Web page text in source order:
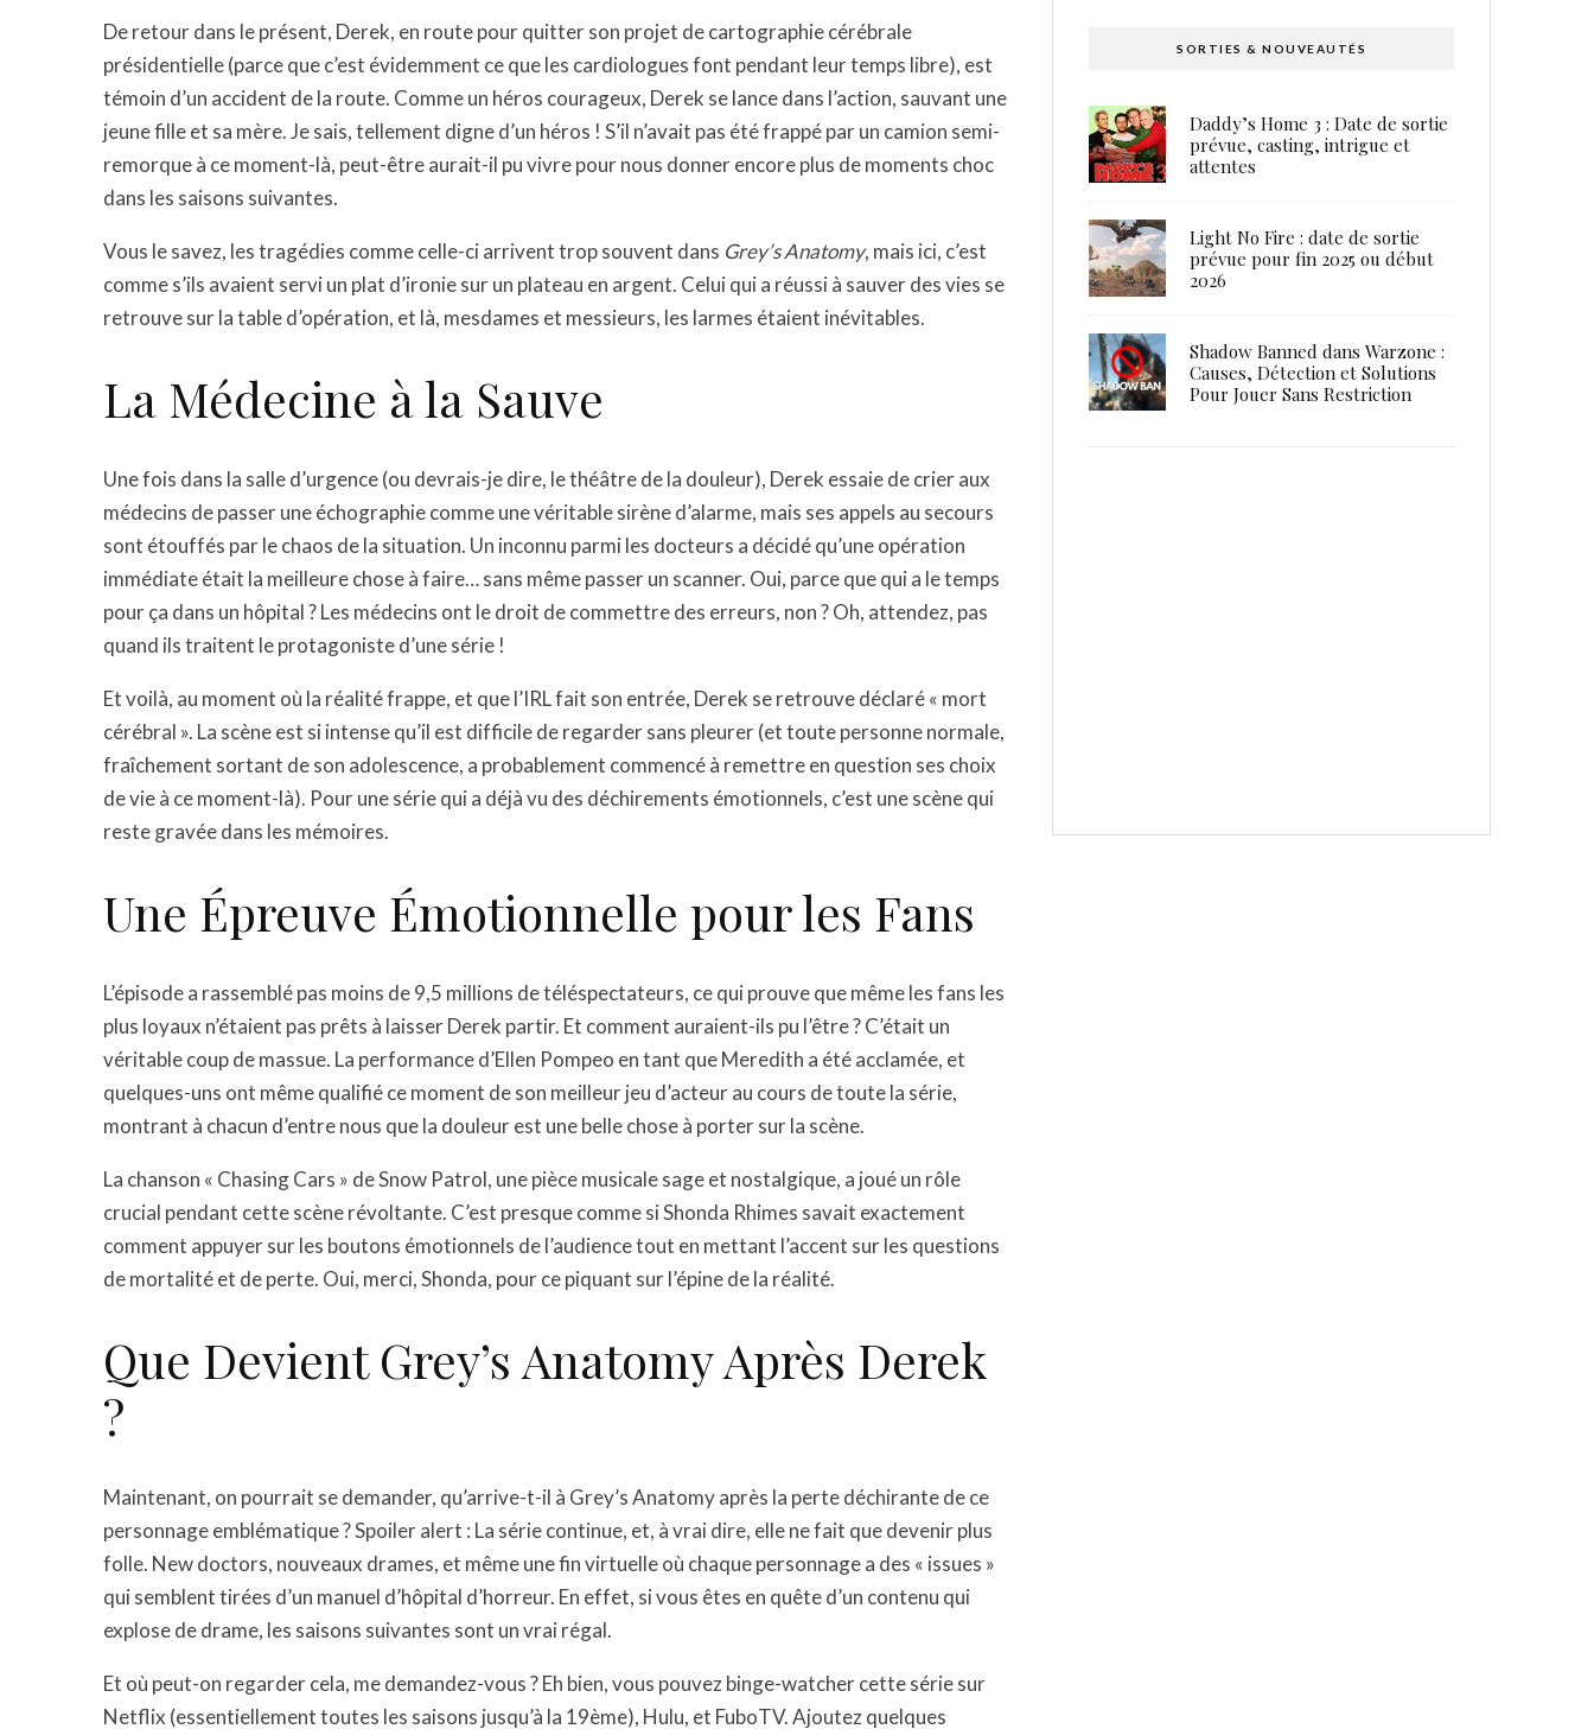
De retour dans le présent, Derek, en route pour quitter son projet de cartographie cérébrale
présidentielle (parce que c’est évidemment ce que les cardiologues font pendant leur temps libre), est
témoin d’un accident de la route. Comme un héros courageux, Derek se lance dans l’action, sauvant une
jeune fille et sa mère. Je sais, tellement digne d’un héros ! S’il n’avait pas été frappé par un camion semi-
remorque à ce moment-là, peut-être aurait-il pu vivre pour nous donner encore plus de moments choc
dans les saisons suivantes.
Vous le savez, les tragédies comme celle-ci arrivent trop souvent dans Grey’s Anatomy, mais ici, c’est
comme s’ils avaient servi un plat d’ironie sur un plateau en argent. Celui qui a réussi à sauver des vies se
retrouve sur la table d’opération, et là, mesdames et messieurs, les larmes étaient inévitables.
La Médecine à la Sauve
Une fois dans la salle d’urgence (ou devrais-je dire, le théâtre de la douleur), Derek essaie de crier aux
médecins de passer une échographie comme une véritable sirène d’alarme, mais ses appels au secours
sont étouffés par le chaos de la situation. Un inconnu parmi les docteurs a décidé qu’une opération
immédiate était la meilleure chose à faire… sans même passer un scanner. Oui, parce que qui a le temps
pour ça dans un hôpital ? Les médecins ont le droit de commettre des erreurs, non ? Oh, attendez, pas
quand ils traitent le protagoniste d’une série !
Et voilà, au moment où la réalité frappe, et que l’IRL fait son entrée, Derek se retrouve déclaré « mort
cérébral ». La scène est si intense qu’il est difficile de regarder sans pleurer (et toute personne normale,
fraîchement sortant de son adolescence, a probablement commencé à remettre en question ses choix
de vie à ce moment-là). Pour une série qui a déjà vu des déchirements émotionnels, c’est une scène qui
reste gravée dans les mémoires.
Une Épreuve Émotionnelle pour les Fans
L’épisode a rassemblé pas moins de 9,5 millions de téléspectateurs, ce qui prouve que même les fans les
plus loyaux n’étaient pas prêts à laisser Derek partir. Et comment auraient-ils pu l’être ? C’était un
véritable coup de massue. La performance d’Ellen Pompeo en tant que Meredith a été acclamée, et
quelques-uns ont même qualifié ce moment de son meilleur jeu d’acteur au cours de toute la série,
montrant à chacun d’entre nous que la douleur est une belle chose à porter sur la scène.
La chanson « Chasing Cars » de Snow Patrol, une pièce musicale sage et nostalgique, a joué un rôle
crucial pendant cette scène révoltante. C’est presque comme si Shonda Rhimes savait exactement
comment appuyer sur les boutons émotionnels de l’audience tout en mettant l’accent sur les questions
de mortalité et de perte. Oui, merci, Shonda, pour ce piquant sur l’épine de la réalité.
Que Devient Grey’s Anatomy Après Derek
?
Maintenant, on pourrait se demander, qu’arrive-t-il à Grey’s Anatomy après la perte déchirante de ce
personnage emblématique ? Spoiler alert : La série continue, et, à vrai dire, elle ne fait que devenir plus
folle. New doctors, nouveaux drames, et même une fin virtuelle où chaque personnage a des « issues »
qui semblent tirées d’un manuel d’hôpital d’horreur. En effet, si vous êtes en quête d’un contenu qui
explose de drame, les saisons suivantes sont un vrai régal.
Et où peut-on regarder cela, me demandez-vous ? Eh bien, vous pouvez binge-watcher cette série sur
Netflix (essentiellement toutes les saisons jusqu’à la 19ème), Hulu, et FuboTV. Ajoutez quelques
SORTIES & NOUVEAUTÉS
Daddy’s Home 3 : Date de sortie
prévue, casting, intrigue et
attentes
Light No Fire : date de sortie
prévue pour fin 2025 ou début
2026
Shadow Banned dans Warzone :
Causes, Détection et Solutions
Pour Jouer Sans Restriction